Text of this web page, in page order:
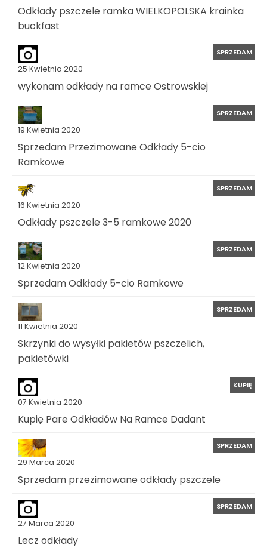
Odkłady pszczele ramka WIELKOPOLSKA krainka
buckfast
25 Kwietnia 2020
SPRZEDAM
wykonam odkłady na ramce Ostrowskiej
19 Kwietnia 2020
SPRZEDAM
Sprzedam Przezimowane Odkłady 5-cio
Ramkowe
16 Kwietnia 2020
SPRZEDAM
Odkłady pszczele 3-5 ramkowe 2020
12 Kwietnia 2020
SPRZEDAM
Sprzedam Odkłady 5-cio Ramkowe
11 Kwietnia 2020
SPRZEDAM
Skrzynki do wysyłki pakietów pszczelich,
pakietówki
07 Kwietnia 2020
KUPIĘ
Kupię Pare Odkładów Na Ramce Dadant
29 Marca 2020
SPRZEDAM
Sprzedam przezimowane odkłady pszczele
27 Marca 2020
SPRZEDAM
Lecz odkłady